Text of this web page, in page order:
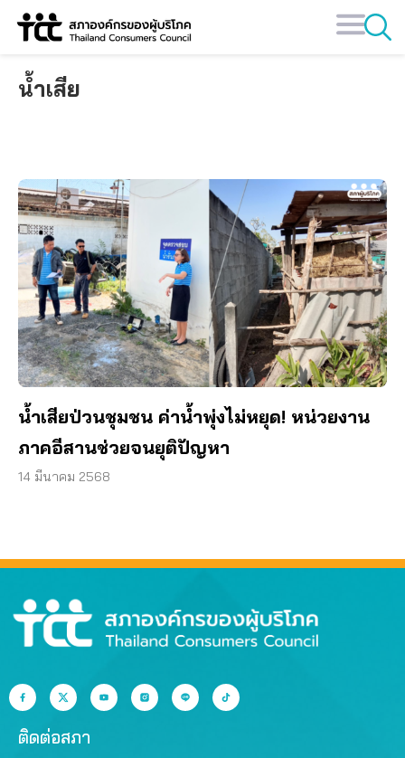
Skip
น้ำเสีย
น้ำเสียป่วนชุมชน ค่าน้ำพุ่งไม่หยุด! หน่วยงาน
ภาคอีสานช่วยจนยุติปัญหา
14 มีนาคม 2568
ติดต่อสภา